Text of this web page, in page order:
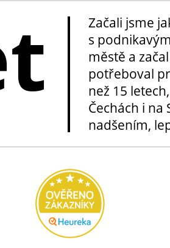
Začali jsme
s
městě a
potřeboval
než 15
Čechách i na
nadšením,